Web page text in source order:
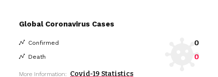
Global Coronavirus Cases
Confirmed 0
Death 0
More Information: Covid-19 Statistics